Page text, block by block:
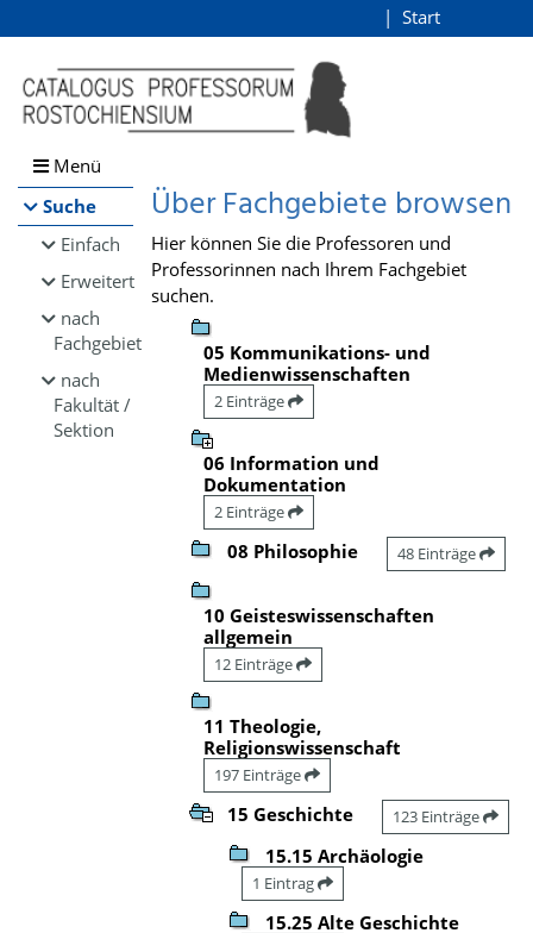
Browsen
direkt zum Inhalt
Start
Menü
Suche
Einfach
Erweitert
nach
Fachgebiet
nach
Fakultät /
Sektion
Über Fachgebiete browsen
Hier können Sie die Professoren und
Professorinnen nach Ihrem Fachgebiet
suchen.
05 Kommunikations- und
Medienwissenschaften
2 Einträge
06 Information und
Dokumentation
2 Einträge
08 Philosophie 48 Einträge
10 Geisteswissenschaften
allgemein
12 Einträge
11 Theologie,
Religionswissenschaft
197 Einträge
15 Geschichte 123 Einträge
15.15 Archäologie
1 Eintrag
15.25 Alte Geschichte